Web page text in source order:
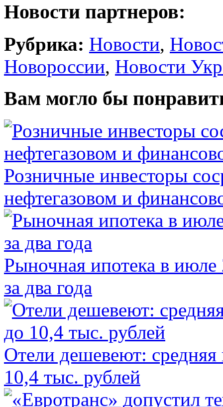
Новости партнеров:
Рубрика: Новости,
Новороссии, Новости
Вам могло бы
Розничные инвесторы
нефтегазовом и
Рыночная ипотека в июле
за два года
Отели дешевеют:
10,4 тыс. рублей